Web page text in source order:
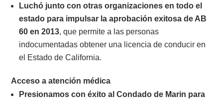
Luchó junto con otras organizaciones en todo el
estado para impulsar la aprobación exitosa de AB
60 en 2013, que permite a las personas
indocumentadas obtener una licencia de conducir en
el Estado de California.
Acceso a atención médica
Presionamos con éxito al Condado de Marin para